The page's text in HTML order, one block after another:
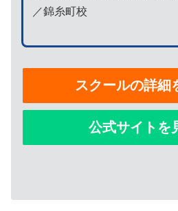
／錦糸町校
スクールの詳細
公式サイトを